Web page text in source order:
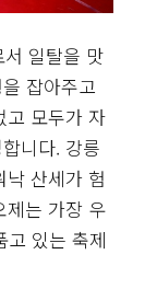
일탈을 맛
잡아주고
고 모두가 자
니다. 강릉
산세가 험
제는 가장 우
고 있는 축제